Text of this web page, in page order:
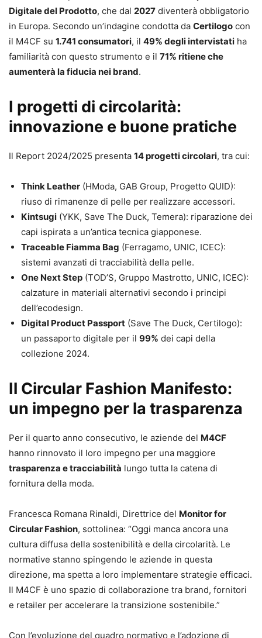
Digitale del Prodotto, che dal 2027 diventerà obbligatorio
in Europa. Secondo un’indagine condotta da Certilogo con
il M4CF su 1.741 consumatori, il 49% degli intervistati ha
familiarità con questo strumento e il 71% ritiene che
aumenterà la fiducia nei brand.
I progetti di circolarità:
innovazione e buone pratiche
Il Report 2024/2025 presenta 14 progetti circolari, tra cui:
Think Leather (HModa, GAB Group, Progetto QUID):
riuso di rimanenze di pelle per realizzare accessori.
Kintsugi (YKK, Save The Duck, Temera): riparazione dei
capi ispirata a un’antica tecnica giapponese.
Traceable Fiamma Bag (Ferragamo, UNIC, ICEC):
sistemi avanzati di tracciabilità della pelle.
One Next Step (TOD’S, Gruppo Mastrotto, UNIC, ICEC):
calzature in materiali alternativi secondo i principi
dell’ecodesign.
Digital Product Passport (Save The Duck, Certilogo):
un passaporto digitale per il 99% dei capi della
collezione 2024.
Il Circular Fashion Manifesto:
un impegno per la trasparenza
Per il quarto anno consecutivo, le aziende del M4CF
hanno rinnovato il loro impegno per una maggiore
trasparenza e tracciabilità lungo tutta la catena di
fornitura della moda.
Francesca Romana Rinaldi, Direttrice del Monitor for
Circular Fashion, sottolinea: “Oggi manca ancora una
cultura diffusa della sostenibilità e della circolarità. Le
normative stanno spingendo le aziende in questa
direzione, ma spetta a loro implementare strategie efficaci.
Il M4CF è uno spazio di collaborazione tra brand, fornitori
e retailer per accelerare la transizione sostenibile.”
Con l’evoluzione del quadro normativo e l’adozione di